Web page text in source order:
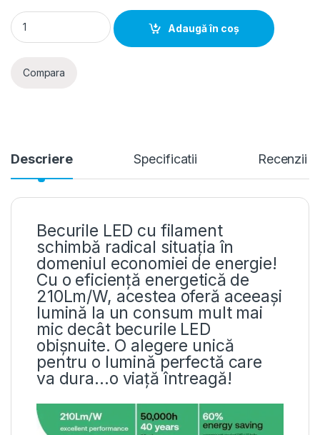
Bec E27 LED Filament, 4W, 4000K (alb neutru), 240V, A60,
Adaugă în coș
Compara
Descriere Specificatii Recenzii
Becurile LED cu filament
schimbă radical situația în
domeniul economiei de energie!
Cu o eficiență energetică de
210Lm/W, acestea oferă aceeași
lumină la un consum mult mai
mic decât becurile LED
obișnuite. O alegere unică
pentru o lumină perfectă care
va dura…o viață întreagă!